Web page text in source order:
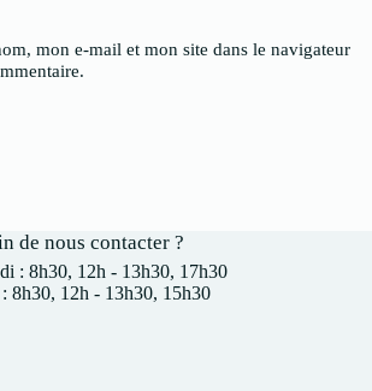
mon e-mail et mon site dans le navigateur
de nous contacter ?
: 8h30, 12h - 13h30, 17h30
8h30, 12h - 13h30, 15h30